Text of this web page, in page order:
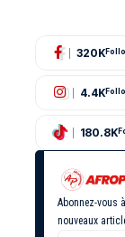
320K
4.4K
180.8K
Abonnez-vous
nouveaux